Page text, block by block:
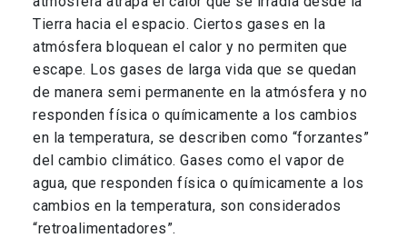
Tierra hacia el espacio. Ciertos gases en la
atmósfera bloquean el calor y no permiten que
escape. Los gases de larga vida que se quedan
de manera semi permanente en la atmósfera y no
responden física o químicamente a los cambios
en la temperatura, se describen como “forzantes”
del cambio climático. Gases como el vapor de
agua, que responden física o químicamente a los
cambios en la temperatura, son considerados
“retroalimentadores”.